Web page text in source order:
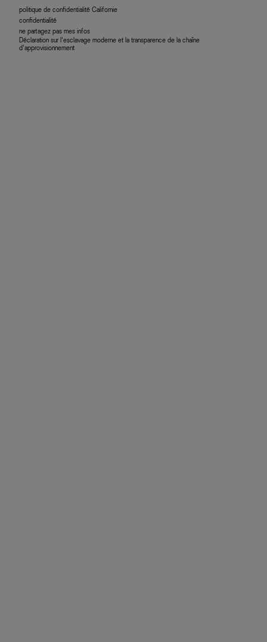
politique de confidentialité Californie
confidentialité
ne partagez pas mes infos
Déclaration sur l’esclavage moderne et la transparence de la chaîne
d’approvisionnement